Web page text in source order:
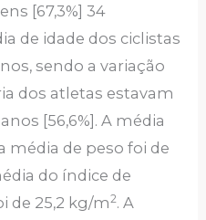
[67,3%] 34
de idade dos ciclistas
sendo a variação
dos atletas estavam
[56,6%]. A média
média de peso foi de
do índice de
de 25,2 kg/m2. A